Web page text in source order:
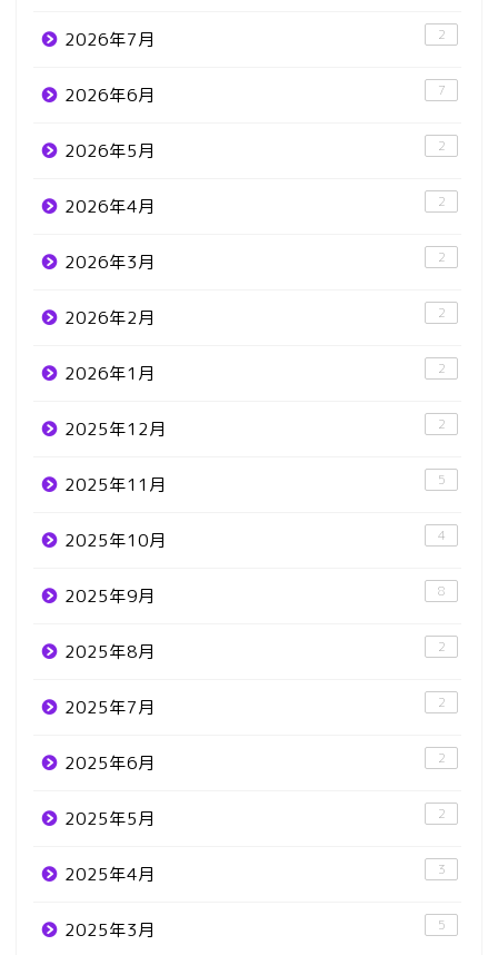
2026年7月 2
2026年6月 7
2026年5月 2
2026年4月 2
2026年3月 2
2026年2月 2
2026年1月 2
2025年12月 2
2025年11月 5
2025年10月 4
2025年9月 8
2025年8月 2
2025年7月 2
2025年6月 2
2025年5月 2
2025年4月 3
2025年3月 5